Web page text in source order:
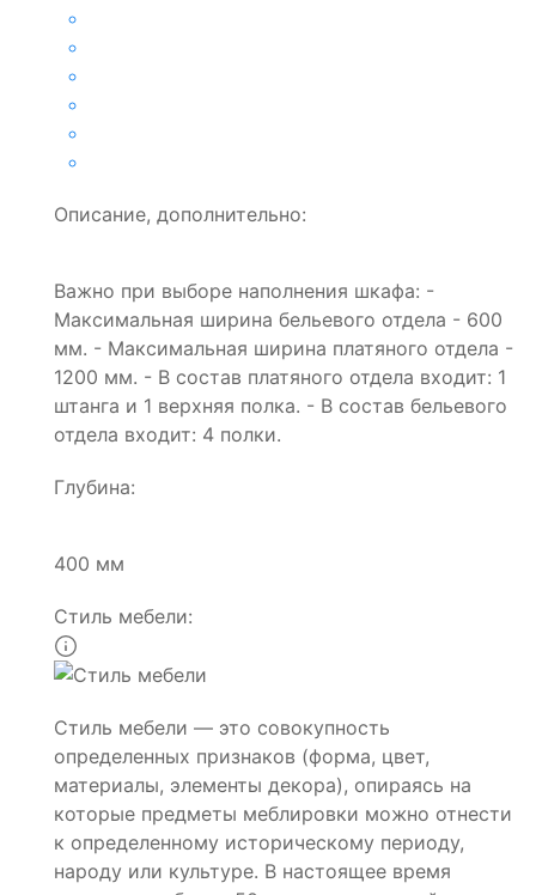
Описание, дополнительно:
Важно при выборе наполнения шкафа: -
Максимальная ширина бельевого отдела - 600
мм. - Максимальная ширина платяного отдела -
1200 мм. - В состав платяного отдела входит: 1
штанга и 1 верхняя полка. - В состав бельевого
отдела входит: 4 полки.
Глубина:
400 мм
Стиль мебели:
Стиль мебели — это совокупность
определенных признаков (форма, цвет,
материалы, элементы декора), опираясь на
которые предметы меблировки можно отнести
к определенному историческому периоду,
народу или культуре. В настоящее время